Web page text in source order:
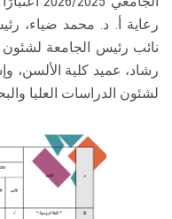
رعاية أ. د. محمد ضياء،
نائب رئيس الجامعة لشئون
رشاد، عميد كلية الألسن،
لشئون الدراسات العليا